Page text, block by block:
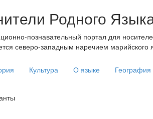
Родного
познавательный портал для
северо-западным наречием марийского
Культура О языке География